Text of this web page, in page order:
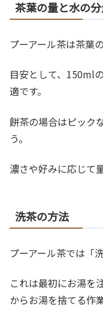
茶葉の量と水の
プーアール茶は茶葉
目安として、150ml
適です。
餅茶の場合はピック
う。
濃さや好みに応じて
洗茶の方法
プーアール茶では「
これは最初にお湯を
からお湯を捨てる作業